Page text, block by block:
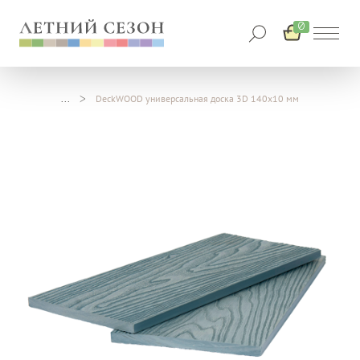
0
DeckWOOD универсальная доска 3D 140х10 мм